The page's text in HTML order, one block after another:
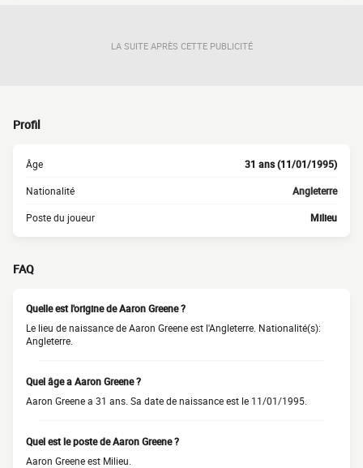
LA SUITE APRÈS CETTE PUBLICITÉ
Profil
Âge 31 ans (11/01/1995)
Nationalité Angleterre
Poste du joueur Milieu
FAQ
Quelle est l'origine de Aaron Greene ?
Le lieu de naissance de Aaron Greene est l'Angleterre. Nationalité(s):
Angleterre.
Quel âge a Aaron Greene ?
Aaron Greene a 31 ans. Sa date de naissance est le 11/01/1995.
Quel est le poste de Aaron Greene ?
Aaron Greene est Milieu.